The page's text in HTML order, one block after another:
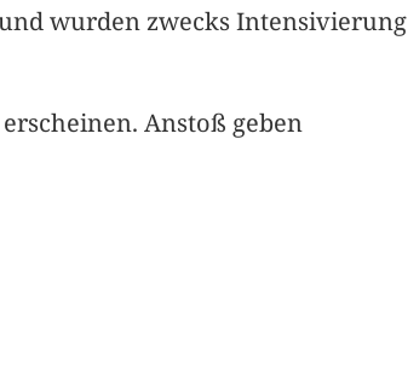
wurden zwecks
Anstoß geben